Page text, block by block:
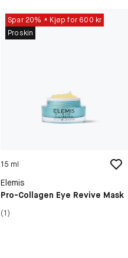
Spar 20%
Kjøp for 600 kr
Proskin
15 ml
Elemis
Pro-Collagen Eye Revive Mask
(1)